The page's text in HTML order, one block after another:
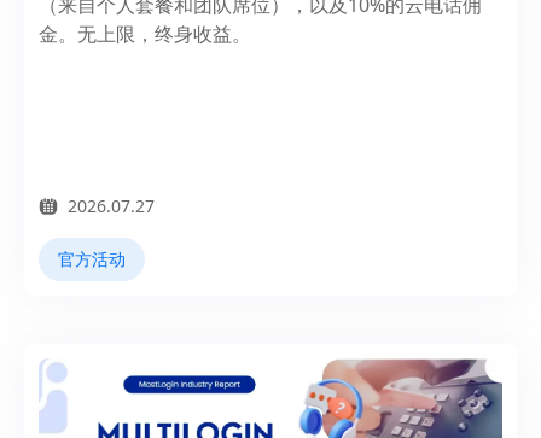
（来自个人套餐和团队席位），以及10%的云电话佣
金。无上限，终身收益。
2026.07.27
官方活动